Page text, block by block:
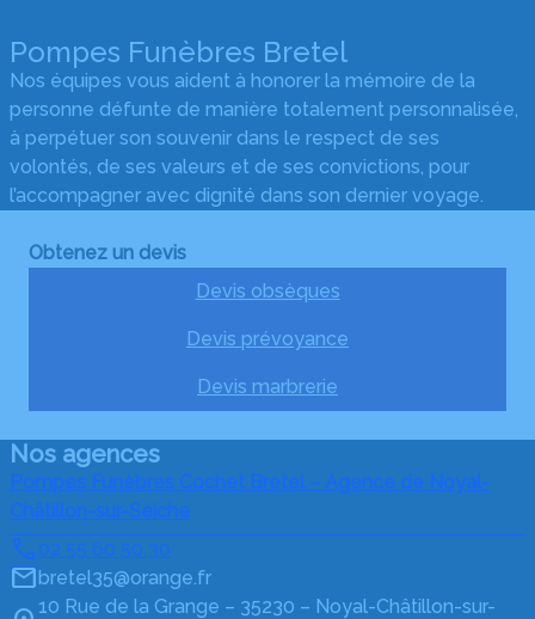
Pompes Funèbres Bretel
Nos équipes vous aident à honorer la mémoire de la
personne défunte de manière totalement personnalisée,
à perpétuer son souvenir dans le respect de ses
volontés, de ses valeurs et de ses convictions, pour
l’accompagner avec dignité dans son dernier voyage.
Obtenez un devis
Devis obsèques
Devis prévoyance
Devis marbrerie
Nos agences
Pompes Funèbres Cochet Bretel – Agence de Noyal-
Châtillon-sur-Seiche
02 55 60 50 30
bretel35@orange.fr
10 Rue de la Grange – 35230 – Noyal-Châtillon-sur-